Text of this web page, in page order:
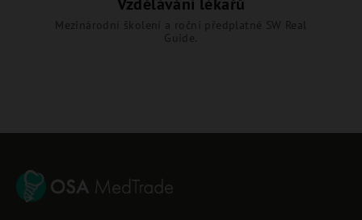
Vzdělávání lékařů
Mezinárodní školení a roční předplatné SW Real
Guide.